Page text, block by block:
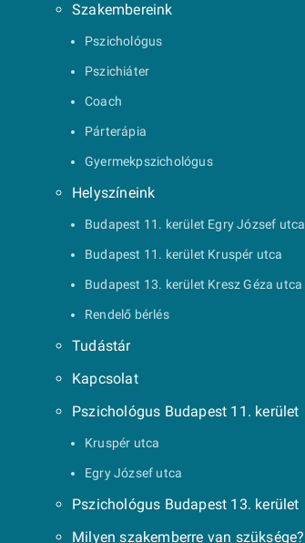
Szakembereink
Pszichológus
Pszichiáter
Coach
Párterápia
Gyermekpszichológus
Helyszíneink
Budapest 11. kerület Egry József utca
Budapest 11. kerület Kruspér utca
Budapest 13. kerület Kresz Géza utca
Rendelő bérlés
Tudástár
Kapcsolat
Pszichológus Budapest 11. kerület
Kruspér utca
Egry József utca
Pszichológus Budapest 13. kerület
Milyen szakemberre van szüksége?